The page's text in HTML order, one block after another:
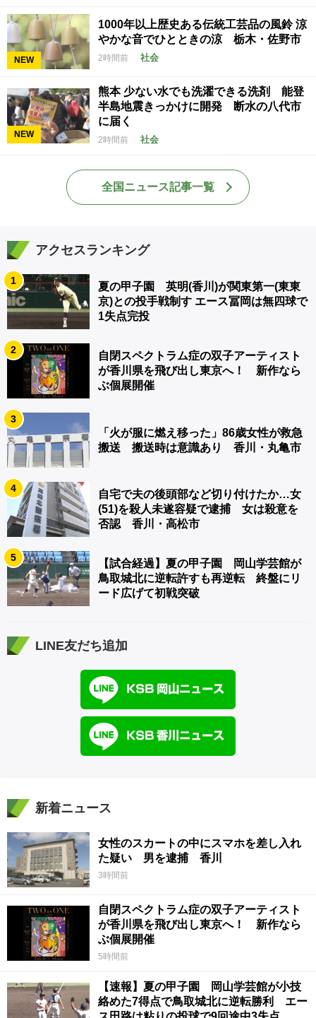
NEW
1000年以上歴史ある伝統工芸品の風鈴 涼
やかな音でひとときの涼 栃木・佐野市
2時間前 社会
NEW
熊本 少ない水でも洗濯できる洗剤 能登
半島地震きっかけに開発 断水の八代市
に届く
2時間前 社会
全国ニュース記事一覧
アクセスランキング
1
夏の甲子園 英明(香川)が関東第一(東東
京)との投手戦制す エース冨岡は無四球で
1失点完投
2
自閉スペクトラム症の双子アーティスト
が香川県を飛び出し東京へ！ 新作なら
ぶ個展開催
3
「火が服に燃え移った」86歳女性が救急
搬送 搬送時は意識あり 香川・丸亀市
4
自宅で夫の後頭部など切り付けたか…女
(51)を殺人未遂容疑で逮捕 女は殺意を
否認 香川・高松市
5
【試合経過】夏の甲子園 岡山学芸館が
鳥取城北に逆転許すも再逆転 終盤にリ
ード広げて初戦突破
LINE友だち追加
新着ニュース
女性のスカートの中にスマホを差し入れ
た疑い 男を逮捕 香川
3時間前
自閉スペクトラム症の双子アーティスト
が香川県を飛び出し東京へ！ 新作なら
ぶ個展開催
5時間前
【速報】夏の甲子園 岡山学芸館が小技
絡めた7得点で鳥取城北に逆転勝利 エー